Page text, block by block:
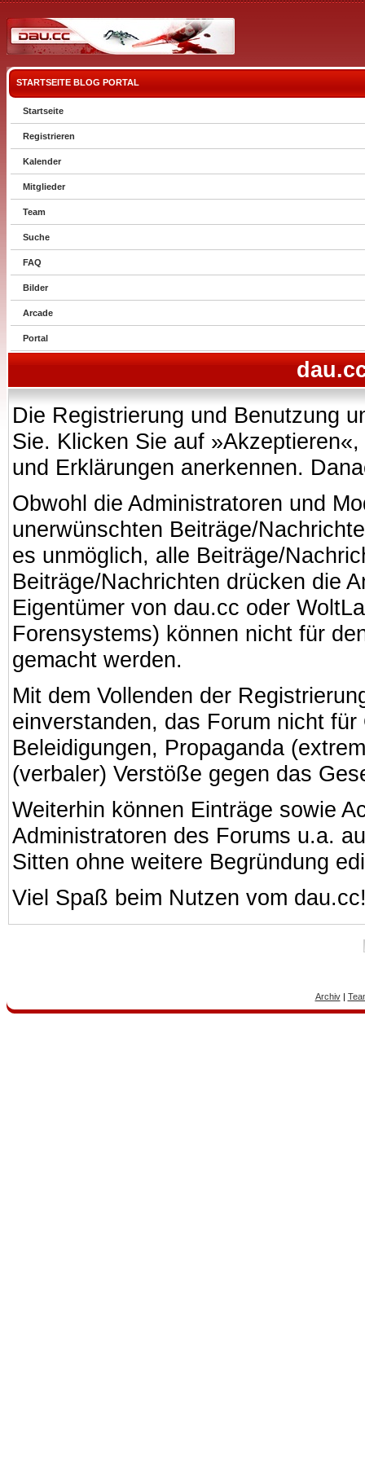
STARTSEITE BLOG PORTAL
Startseite
Registrieren
Kalender
Mitglieder
Team
Suche
FAQ
Bilder
Arcade
Portal
Die Registrierung und Benutzung
Sie. Klicken Sie auf
und Erklärungen anerkennen.
Obwohl die Administratoren und
unerwünschten Beiträge/
es unmöglich, alle Beiträge/
Beiträge/Nachrichten drücken die
Eigentümer von dau.cc oder
Forensystems) können nicht für
gemacht werden.
Mit dem Vollenden der
einverstanden, das Forum nicht
Beleidigungen, Propaganda
(verbaler) Verstöße gegen das
Weiterhin können Einträge sowie
Administratoren des Forums u.a.
Sitten ohne weitere Begründung
Viel Spaß beim Nutzen vom
Archiv|